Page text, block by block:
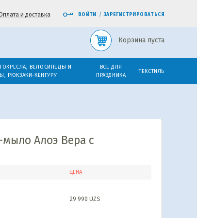
и доставка ВОЙТИ / ЗАРЕГИСТРИРОВАТЬСЯ
Корзина пуста
ВЕЛОСИПЕДЫ И
РЮКЗАКИ-КЕНГУРУ
ВСЕ ДЛЯ
ПРАЗДНИКА
ТЕКСТИЛЬ
Алоэ Вера с
ЦЕНА
29 990UZS